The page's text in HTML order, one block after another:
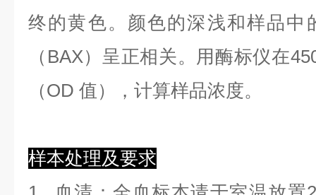
终的黄色。颜色的深浅和样品中
（BAX）呈正相关。用酶标仪在
（OD 值），计算样品浓度。
样本处理及要求